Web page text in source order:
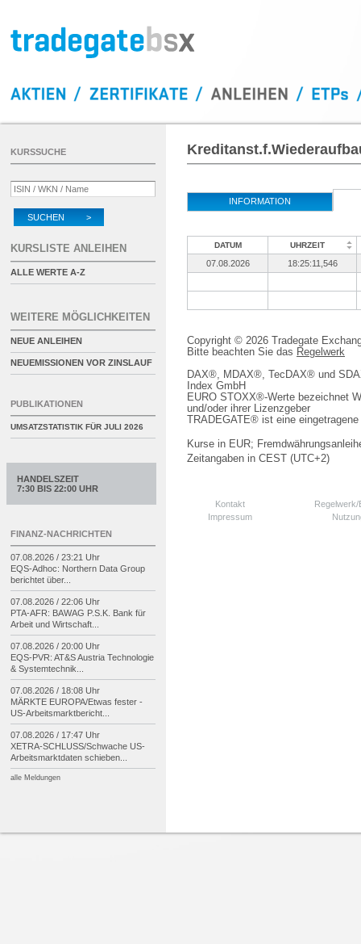
INFORMATION
DATUM UHRZEIT
07.08.2026 18:25:11,546
Copyright © 2026 Tradegate
Bitte beachten Sie das Regelwerk
DAX®, MDAX®, TecDAX® und
Index GmbH
EURO STOXX®-Werte bezeichnet
und/oder ihrer Lizenzgeber
TRADEGATE® ist eine
Kurse in EUR;
Zeitangaben in CEST (UTC+2)
Kontakt
Impressum
KURSSUCHE
SUCHEN >
KURSLISTE ANLEIHEN
ALLE WERTE A-Z
WEITERE MÖGLICHKEITEN
NEUE ANLEIHEN
NEUEMISSIONEN VOR ZINSLAUF
PUBLIKATIONEN
UMSATZSTATISTIK FÜR JULI 2026
HANDELSZEIT
7:30 BIS 22:00 UHR
FINANZ-NACHRICHTEN
07.08.2026 / 23:21 Uhr
EQS-Adhoc: Northern Data Group
berichtet über...
07.08.2026 / 22:06 Uhr
PTA-AFR: BAWAG P.S.K. Bank für
Arbeit und Wirtschaft...
07.08.2026 / 20:00 Uhr
EQS-PVR: AT&S Austria Technologie
& Systemtechnik...
07.08.2026 / 18:08 Uhr
MÄRKTE EUROPA/Etwas fester -
US-Arbeitsmarktbericht...
07.08.2026 / 17:47 Uhr
XETRA-SCHLUSS/Schwache US-
Arbeitsmarktdaten schieben...
alle Meldungen